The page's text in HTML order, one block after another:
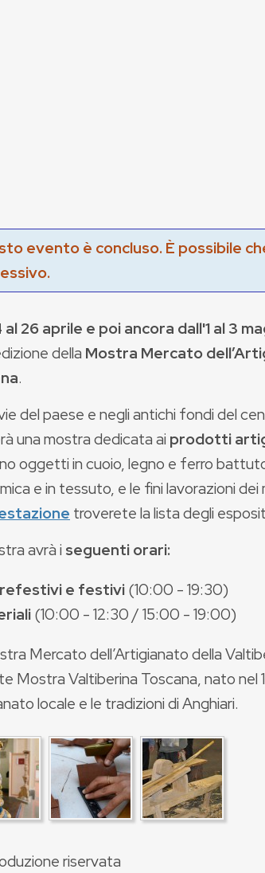
evento è concluso. È possibile
al 26 aprile e poi ancora dall'1 al 3
della Mostra Mercato
.
del paese e negli antichi fondi del
una mostra dedicata ai prodotti
oggetti in cuoio, legno e ferro
e in tessuto, e le fini lavorazioni dei
troverete la lista degli
avrà i seguenti orari:
e festivi(10:00 - 19:30)
(10:00 - 12:30 / 15:00 - 19:00)
Mercato dell’Artigianato della
Mostra Valtiberina Toscana, nato nel
locale e le tradizioni di Anghiari.
riservata